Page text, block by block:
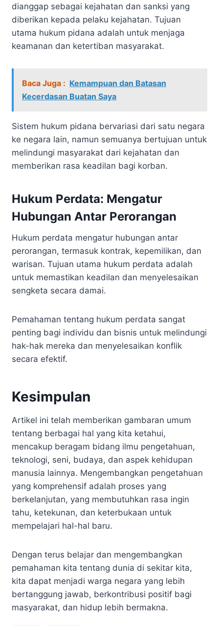
dianggap sebagai kejahatan dan sanksi yang
diberikan kepada pelaku kejahatan. Tujuan
utama hukum pidana adalah untuk menjaga
keamanan dan ketertiban masyarakat.
Baca Juga : Kemampuan dan Batasan
Kecerdasan Buatan Saya
Sistem hukum pidana bervariasi dari satu negara
ke negara lain, namun semuanya bertujuan untuk
melindungi masyarakat dari kejahatan dan
memberikan rasa keadilan bagi korban.
Hukum Perdata: Mengatur
Hubungan Antar Perorangan
Hukum perdata mengatur hubungan antar
perorangan, termasuk kontrak, kepemilikan, dan
warisan. Tujuan utama hukum perdata adalah
untuk memastikan keadilan dan menyelesaikan
sengketa secara damai.
Pemahaman tentang hukum perdata sangat
penting bagi individu dan bisnis untuk melindungi
hak-hak mereka dan menyelesaikan konflik
secara efektif.
Kesimpulan
Artikel ini telah memberikan gambaran umum
tentang berbagai hal yang kita ketahui,
mencakup beragam bidang ilmu pengetahuan,
teknologi, seni, budaya, dan aspek kehidupan
manusia lainnya. Mengembangkan pengetahuan
yang komprehensif adalah proses yang
berkelanjutan, yang membutuhkan rasa ingin
tahu, ketekunan, dan keterbukaan untuk
mempelajari hal-hal baru.
Dengan terus belajar dan mengembangkan
pemahaman kita tentang dunia di sekitar kita,
kita dapat menjadi warga negara yang lebih
bertanggung jawab, berkontribusi positif bagi
masyarakat, dan hidup lebih bermakna.